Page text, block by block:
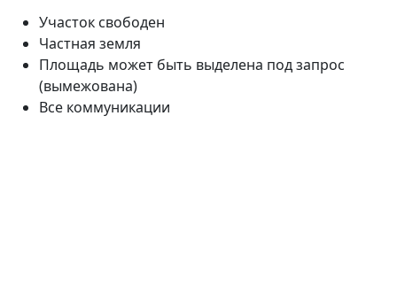
Участок свободен
Частная земля
Площадь может быть выделена под запрос
(вымежована)
Все коммуникации